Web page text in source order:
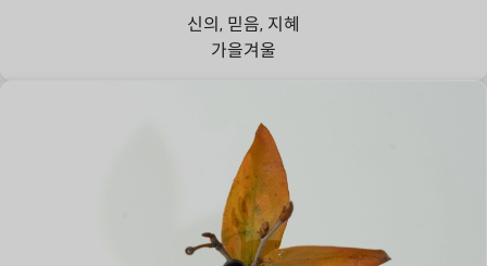
신의, 믿음, 지혜
가을겨울